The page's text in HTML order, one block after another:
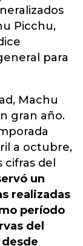
Picchu,
para
Machu
gran año.
a octubre,
del
un
realizadas
período
del